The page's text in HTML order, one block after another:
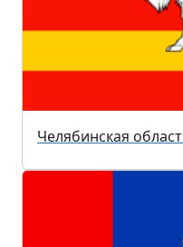
Челябинская